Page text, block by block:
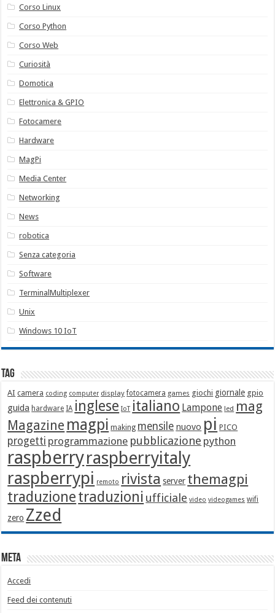
Corso Linux
Corso Python
Corso Web
Curiosità
Domotica
Elettronica & GPIO
Fotocamere
Hardware
MagPi
Media Center
Networking
News
robotica
Senza categoria
Software
TerminalMultiplexer
Unix
Windows 10 IoT
Tag
AI camera coding computer display fotocamera games giochi giornale gpio
guida hardware IA inglese IoT italiano Lampone led mag
Magazine magpi making mensile nuovo pi PICO
progetti programmazione pubblicazione python
raspberryraspberryitaly
raspberrypi remoto rivista server themagpi
traduzionetraduzioni ufficiale video videogames wifi
zero Zzed
Meta
Accedi
Feed dei contenuti